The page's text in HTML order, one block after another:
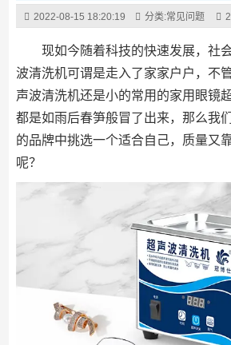
2022-08-15 18:20:19 分类:常见问题
现如今随着科技的快速发展，社
波清洗机可谓是走入了家家户户，不
声波清洗机还是小的常用的家用眼镜
都是如雨后春笋般冒了出来，那么我
的品牌中挑选一个适合自己，质量又
呢？